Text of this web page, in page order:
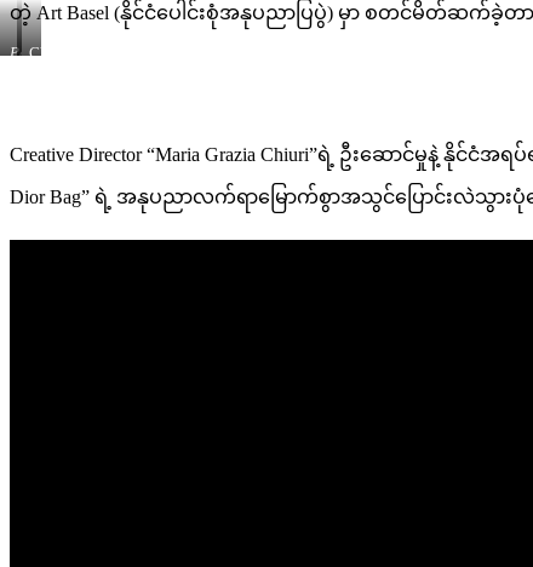
တဲ့ Art Basel (နိုင်ငံပေါင်းစုံအနုပညာပြပွဲ) မှာ စတင်မိတ်ဆက်ခဲ့တ
Petra
in
Miami
Chloe
Miami
Creative Director “Maria Grazia Chiuri”ရဲ့ ဦးဆောင်မှုနဲ့ နို
Dior Bag” ရဲ့ အနုပညာလက်ရာမြောက်စွာအသွင်ပြောင်းလဲသွ